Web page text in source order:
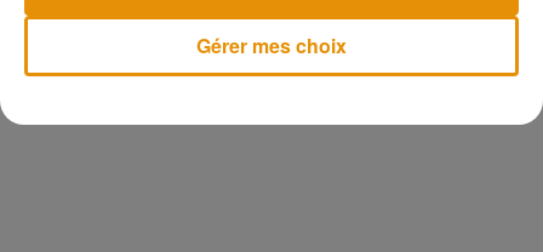
Gérer mes choix